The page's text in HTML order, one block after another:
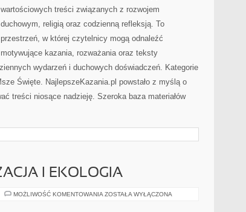
wartościowych treści związanych z rozwojem
duchowym, religią oraz codzienną refleksją. To
przestrzeń, w której czytelnicy mogą odnaleźć
motywujące kazania, rozważania oraz teksty
wydarzeń i duchowych doświadczeń. Kategorie
Święte. NajlepszeKazania.pl powstało z myślą o
treści niosące nadzieję. Szeroka baza materiałów
I EKOLOGIA
MOŻLIWOŚĆ KOMENTOWANIA ZIELONA
ZOSTAŁA WYŁĄCZONA